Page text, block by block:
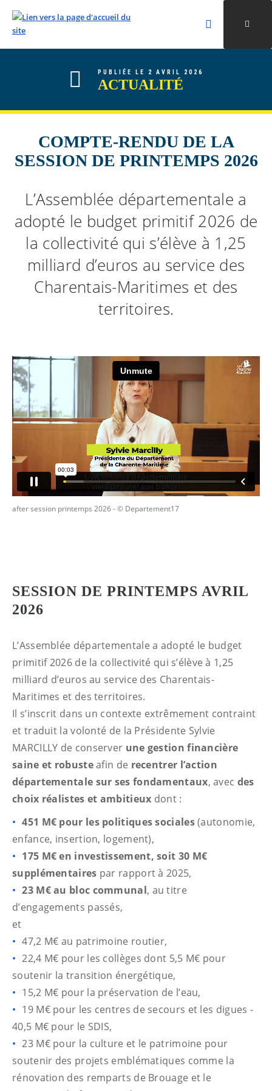
ALLER AU CONTENU
ALLER AU MENU
ALLER À LA RECHERCHE
Rechercher
Valider la
PUBLIÉE LE 2 AVRIL 2026
ACTUALITÉ
COMPTE-RENDU DE LA
SESSION DE PRINTEMPS 2026
L’Assemblée départementale a
adopté le budget primitif 2026 de
la collectivité qui s’élève à 1,25
milliard d’euros au service des
Charentais-Maritimes et des
territoires.
after session printemps 2026- © Departement17
SESSION DE PRINTEMPS AVRIL
2026
L’Assemblée départementale a adopté le budget
primitif 2026 de la collectivité qui s’élève à 1,25
milliard d’euros au service des Charentais-
Maritimes et des territoires.
Il s’inscrit dans un contexte extrêmement contraint
et traduit la volonté de la Présidente Sylvie
MARCILLY de conserver une gestion financière
saine et robusteafin de recentrer l’action
départementale sur ses fondamentaux, avec des
choix réalistes et ambitieux dont :
451 M€ pour les politiques sociales(autonomie,
enfance, insertion, logement),
175 M€ en investissement, soit 30 M€
supplémentaires par rapport à 2025,
23 M€ au bloc communal, au titre
d’engagements passés,
et
47,2 M€ au patrimoine routier,
22,4 M€ pour les collèges dont 5,5 M€ pour
soutenir la transition énergétique,
15,2 M€ pour la préservation de l’eau,
19 M€ pour les centres de secours et les digues -
40,5 M€ pour le SDIS,
23 M€ pour la culture et le patrimoine pour
soutenir des projets emblématiques comme la
rénovation des remparts de Brouage et le